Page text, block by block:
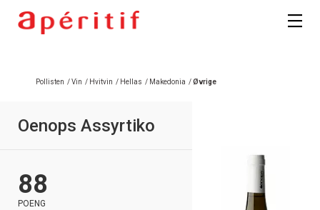
Pollisten /Vin / Hvitvin / Hellas / Makedonia /Øvrige
Oenops Assyrtiko
88
POENG